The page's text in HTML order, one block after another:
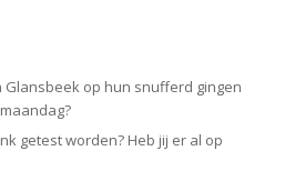
op hun snufferd gingen
getest worden? Heb jij er al op